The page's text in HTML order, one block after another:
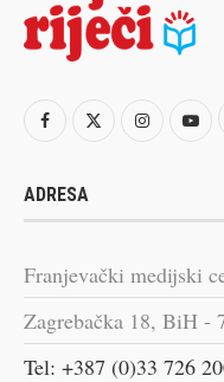
ADRESA
Franjevački medijski
Zagrebačka 18, BiH -
Tel: +387 (0)33 726